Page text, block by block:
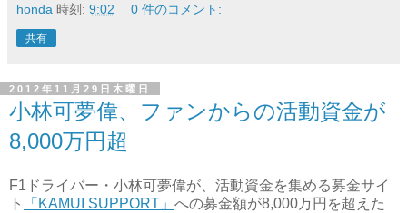
honda 時刻: 9:02 0 件のコメント:
共有
2012年11月29日木曜日
小林可夢偉、ファンからの活動資金が
8,000万円超
F1ドライバー・小林可夢偉が、活動資金を集める募金サイ
ト
「KAMUI SUPPORT」 への募金額が8,000万円を超えた